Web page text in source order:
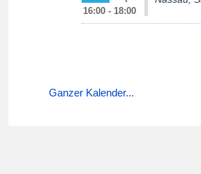
Ganzer Kalender...